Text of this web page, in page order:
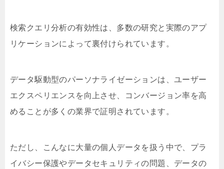
検索クエリ分析の有効性は、多数の研究と実際のアプ
リケーションによって裏付けられています。
データ駆動型のパーソナライゼーションは、ユーザー
エクスペリエンスを向上させ、コンバージョン率を高
めることが多くの業界で証明されています。
ただし、こんなに大量の個人データを扱う中で、プラ
イバシー保護やデータセキュリティの問題、データの